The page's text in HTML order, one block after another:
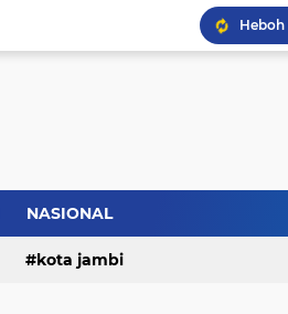
Bupati
NASIONAL
kota jambi